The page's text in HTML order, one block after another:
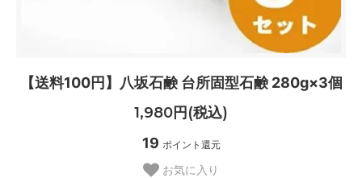
【送料100円】八坂石鹸 台所固型石鹸 280g×3個
1,980円(税込)
19 ポイント還元
お気に入り